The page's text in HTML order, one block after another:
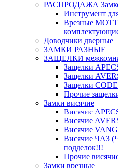
РАСПРОДАЖА
Инструмент
Врезные
Доводчики дверные
ЗАМКИ РАЗНЫЕ
ЗАЩЕЛКИ
Защелки
Защелки
Защелки
Прочие
Замки висячие
Висячие
Висячие
Висячие
Висячие ЧАЗ
подделок!!!
Прочие
Замки врезные